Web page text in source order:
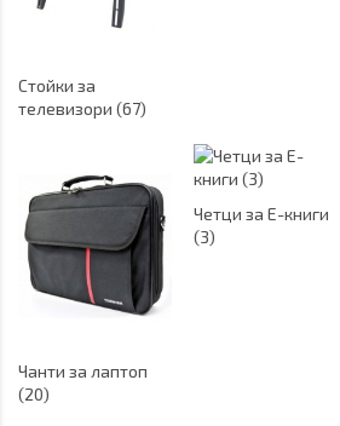
Стойки за
телевизори (67)
Чанти за лаптоп
(20)
Четци за Е-книги
(3)